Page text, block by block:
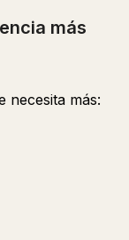
más
necesita más: